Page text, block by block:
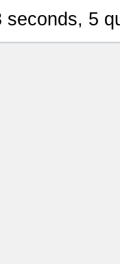
seconds, 5